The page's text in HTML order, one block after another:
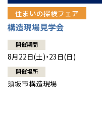
住まいの探検フェア
構造現場見学会
開催期間
8月22日(土)・23日(日)
開催場所
須坂市構造現場